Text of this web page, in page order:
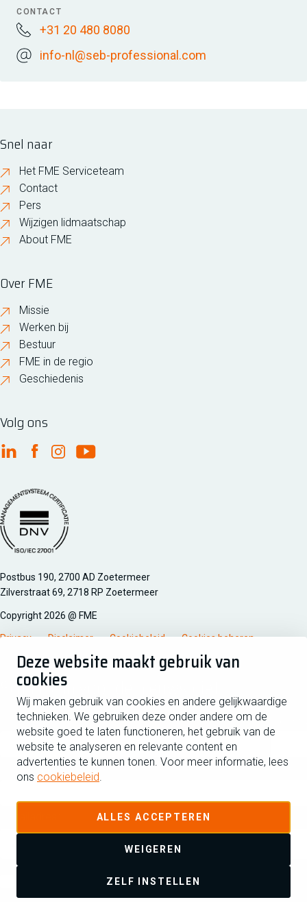
Deze website maakt gebruik van
cookies
Wij maken gebruik van cookies en andere gelijkwaardige
technieken. We gebruiken deze onder andere om de
website goed te laten functioneren, het gebruik van de
website te analyseren en relevante content en
advertenties te kunnen tonen. Voor meer informatie, lees
ons cookiebeleid.
ALLES ACCEPTEREN
WEIGEREN
ZELF INSTELLEN
CONTACT
+31 20 480 8080
info-nl@seb-professional.com
Snel naar
Het FME Serviceteam
Contact
Pers
Wijzigen lidmaatschap
About FME
Over FME
Missie
Werken bij
Bestuur
FME in de regio
Geschiedenis
Volg ons
FME Linkedin
FME Facebook
FME Instagram
FME Youtube
Managementsyteem certificatie DNV iso/iec 27001
Postbus 190, 2700 AD Zoetermeer
Zilverstraat 69, 2718 RP Zoetermeer
Copyright 2026 @ FME
Privacy Disclaimer Cookiebeleid Cookies beheren
Schrijf je in voor de nieuwsbrief
Voornaam
Achternaam
Ja ik schrijf me in voor de nieuwsbrief en ga akkoord met de